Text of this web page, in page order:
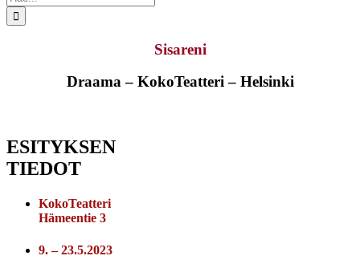
...
Sisareni
Draama – KokoTeatteri – Helsinki
ESITYKSEN
TIEDOT
KokoTeatteri
Hämeentie 3
9. – 23.5.2023